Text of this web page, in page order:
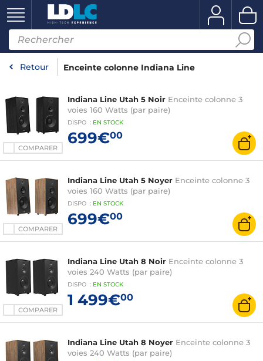
Retour Enceinte colonne Indiana Line
COMPARER
Indiana Line Utah 5 Noir Enceinte colonne 3
voies 160 Watts (par paire)
DISPO : EN STOCK
699€00
COMPARER
Indiana Line Utah 5 Noyer Enceinte colonne 3
voies 160 Watts (par paire)
DISPO : EN STOCK
699€00
COMPARER
Indiana Line Utah 8 Noir Enceinte colonne 3
voies 240 Watts (par paire)
DISPO : EN STOCK
1 499€00
Indiana Line Utah 8 Noyer Enceinte colonne 3
voies 240 Watts (par paire)